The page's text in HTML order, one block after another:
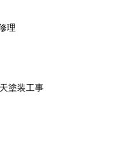
理
塗装工事